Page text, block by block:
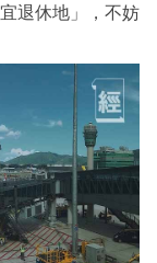
退休地」，不妨